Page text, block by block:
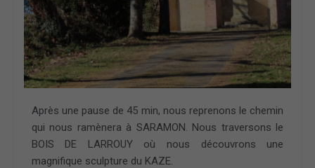
Après une pause de 45 min, nous reprenons le chemin
qui nous ramènera à SARAMON. Nous traversons le
BOIS DE LARROUY où nous découvrons une
magnifique sculpture du KAZE.